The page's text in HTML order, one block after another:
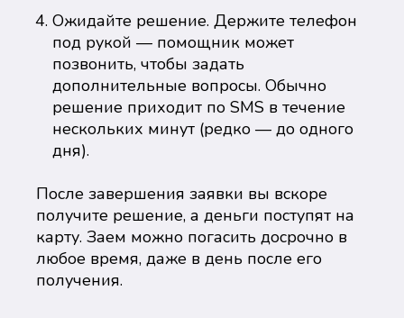
Ожидайте решение. Держите телефон
под рукой — помощник может
позвонить, чтобы задать
дополнительные вопросы. Обычно
решение приходит по SMS в течение
нескольких минут (редко — до одного
дня).
После завершения заявки вы вскоре
получите решение, а деньги поступят на
карту. Заем можно погасить досрочно в
любое время, даже в день после его
получения.